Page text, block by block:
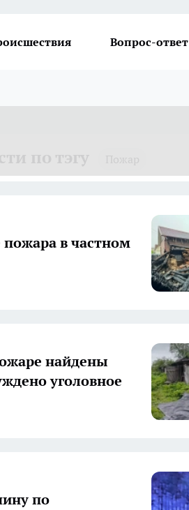
Вопрос-ответ
пожара в частном
найдены
уголовное
по